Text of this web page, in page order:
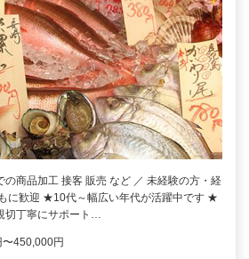
の商品加工 接客 販売 など ／ 未経験の方・経
に歓迎 ★10代～幅広い年代が活躍中です ★
切丁寧にサポート…
450,000円